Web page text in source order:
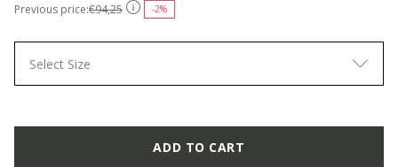
Previous price:€94,25 -2%
Select Size
ADD TO CART